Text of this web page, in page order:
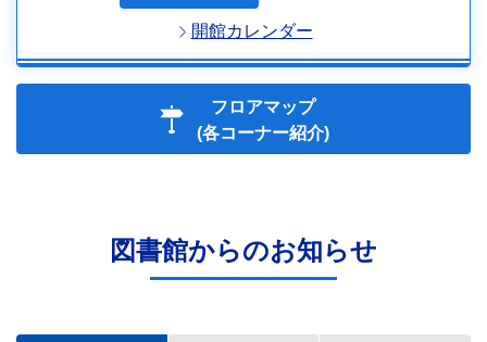
開館カレンダー
フロアマップ
(各コーナー紹介)
図書館からのお知らせ